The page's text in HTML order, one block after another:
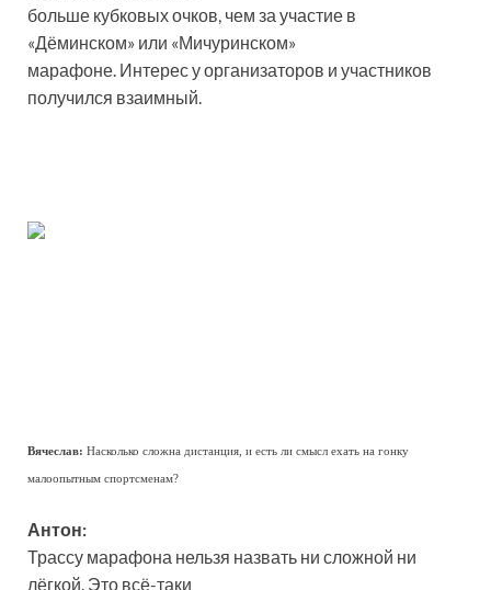
больше кубковых очков, чем за участие в
«Дёминском» или «Мичуринском»
марафоне. Интерес у организаторов и участников
получился взаимный.
Вячеслав: Насколько сложна дистанция, и есть ли смысл ехать на гонку
малоопытным спортсменам?
Антон:
Трассу марафона нельзя назвать ни сложной ни
лёгкой. Это всё-таки